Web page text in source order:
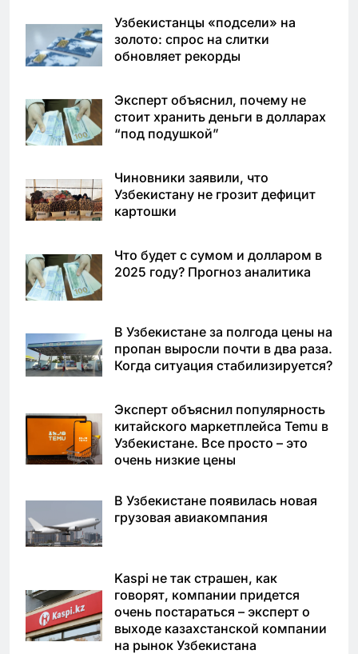
Узбекистанцы «подсели» на
золото: спрос на слитки
обновляет рекорды
Эксперт объяснил, почему не
стоит хранить деньги в долларах
“под подушкой”
Чиновники заявили, что
Узбекистану не грозит дефицит
картошки
Что будет с сумом и долларом в
2025 году? Прогноз аналитика
В Узбекистане за полгода цены на
пропан выросли почти в два раза.
Когда ситуация стабилизируется?
Эксперт объяснил популярность
китайского маркетплейса Temu в
Узбекистане. Все просто – это
очень низкие цены
В Узбекистане появилась новая
грузовая авиакомпания
Kaspi не так страшен, как
говорят, компании придется
очень постараться – эксперт о
выходе казахстанской компании
на рынок Узбекистана